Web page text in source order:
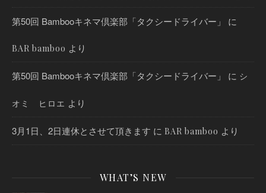
第50回 Bambooキネマ倶楽部「タクシードライバー」 に
BAR bamboo より
第50回 Bambooキネマ倶楽部「タクシードライバー」 に シ
オミ ヒロエ より
3月1日、2日連休とさせて頂きます に BAR bamboo より
WHAT’S NEW